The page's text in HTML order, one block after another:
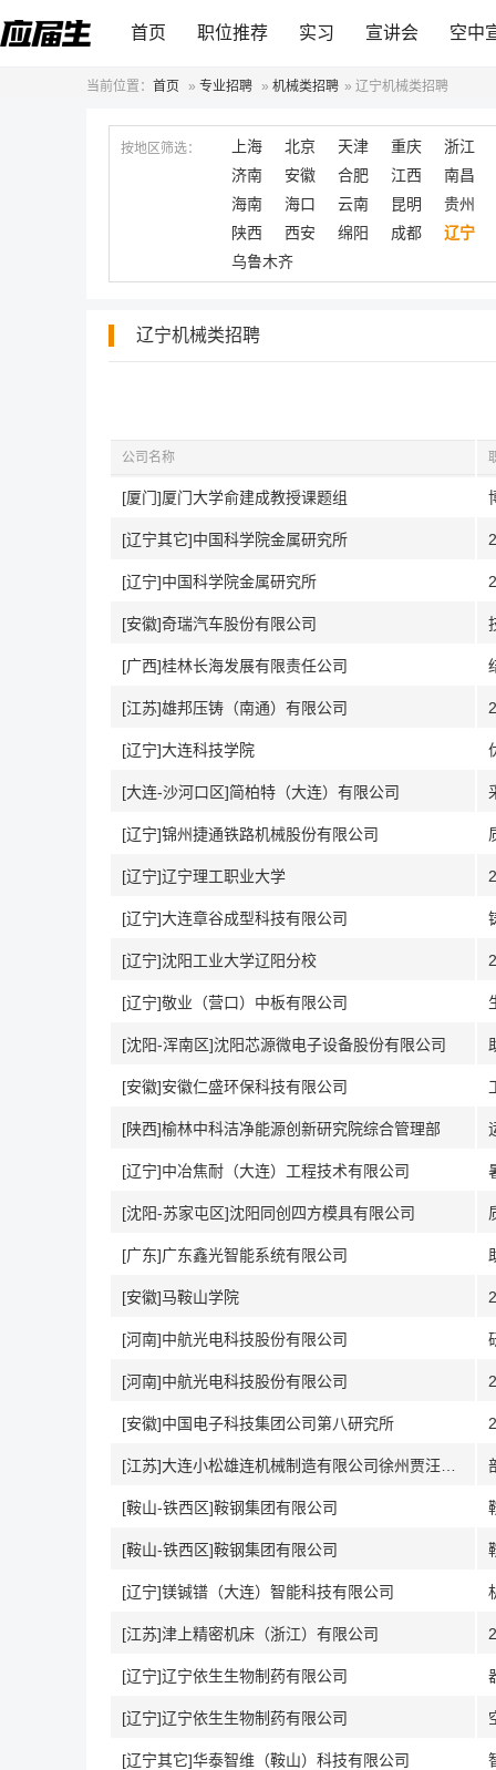
首页 职位推荐 实习 宣讲会 空中
当前位置： 首页 » 专业招聘 » 机械类招聘 » 辽宁机械类招聘
按地区筛选： 上海 北京 天津 重庆
浙江
济南
安徽 合肥 江西
南昌
海南
海口 云南 昆明
贵州
陕西
西安 绵阳 成都
辽宁
乌鲁木齐
辽宁机械类招聘
公司名称
[厦门]厦门大学俞建成教授课题组
[辽宁其它]中国科学院金属研究所
[辽宁]中国科学院金属研究所
[安徽]奇瑞汽车股份有限公司
[广西]桂林长海发展有限责任公司
[江苏]雄邦压铸（南通）有限公司
[辽宁]大连科技学院
[大连-沙河口区]简柏特（大连）有限公司
[辽宁]锦州捷通铁路机械股份有限公司
[辽宁]辽宁理工职业大学
[辽宁]大连章谷成型科技有限公司
[辽宁]沈阳工业大学辽阳分校
[辽宁]敬业（营口）中板有限公司
[沈阳-浑南区]沈阳芯源微电子设备股份有限公司
[安徽]安徽仁盛环保科技有限公司
[陕西]榆林中科洁净能源创新研究院综合管理部
[辽宁]中冶焦耐（大连）工程技术有限公司
[沈阳-苏家屯区]沈阳同创四方模具有限公司
[广东]广东鑫光智能系统有限公司
[安徽]马鞍山学院
[河南]中航光电科技股份有限公司
[河南]中航光电科技股份有限公司
[安徽]中国电子科技集团公司第八研究所
[鞍山-铁西区]鞍钢集团有限公司
[鞍山-铁西区]鞍钢集团有限公司
[辽宁]镁铖镨（大连）智能科技有限公司
[江苏]津上精密机床（浙江）有限公司
[辽宁]辽宁依生生物制药有限公司
[辽宁]辽宁依生生物制药有限公司
[辽宁其它]华泰智维（鞍山）科技有限公司